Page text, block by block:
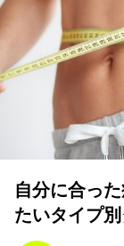
自分に合っ
たいタイプ